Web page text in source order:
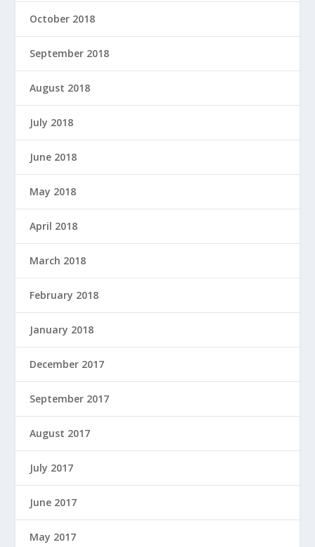
October 2018
September 2018
August 2018
July 2018
June 2018
May 2018
April 2018
March 2018
February 2018
January 2018
December 2017
September 2017
August 2017
July 2017
June 2017
May 2017